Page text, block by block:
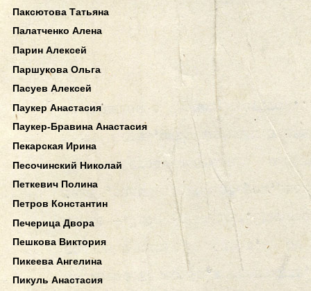
Паксютова Татьяна
Палатченко Алена
Парин Алексей
Паршукова Ольга
Пасуев Алексей
Паукер Анастасия
Паукер-Бравина Анастасия
Пекарская Ирина
Песочинский Николай
Петкевич Полина
Петров Константин
Печерица Двора
Пешкова Виктория
Пикеева Ангелина
Пикуль Анастасия